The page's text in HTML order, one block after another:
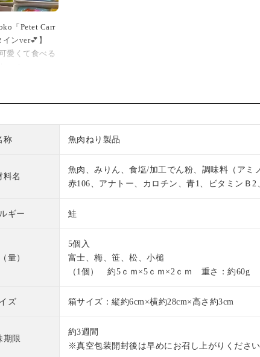
「Petet Carr
ンver💕】
愛くて食べる
ました♪」
Carre」。バ
ざいます😊
けます✨
て指定できま
産でございま
称 魚肉ねり製品
料名
魚肉、みりん、食塩/加工でん粉、調味料（アミ
赤106、アナトー、カロチン、青1、ビタミンＢ
ギー 鮭
量）
5個入
富士、梅、笹、松、小槌
（1個） 約5ｃｍ×5ｃｍ×2ｃｍ 重さ：約60g
ズ 箱サイズ：縦約6cm×横約28cm×高さ約3cm
期限
約3週間
※真空包装開封後は早めにお召し上がりください